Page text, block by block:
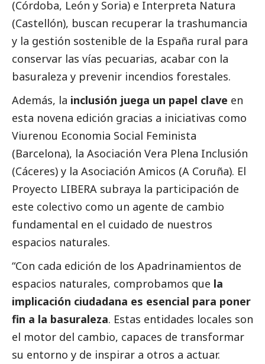
(Córdoba, León y Soria) e Interpreta Natura
(Castellón), buscan recuperar la trashumancia
y la gestión sostenible de la España rural para
conservar las vías pecuarias, acabar con la
basuraleza y prevenir incendios forestales.
Además, la inclusión juega un papel clave en
esta novena edición gracias a iniciativas como
Viurenou Economia Social Feminista
(Barcelona), la Asociación Vera Plena Inclusión
(Cáceres) y la Asociación Amicos (A Coruña). El
Proyecto LIBERA subraya la participación de
este colectivo como un agente de cambio
fundamental en el cuidado de nuestros
espacios naturales.
“Con cada edición de los Apadrinamientos de
espacios naturales, comprobamos que la
implicación ciudadana es esencial para poner
fin a la basuraleza. Estas entidades locales son
el motor del cambio, capaces de transformar
su entorno y de inspirar a otros a actuar.